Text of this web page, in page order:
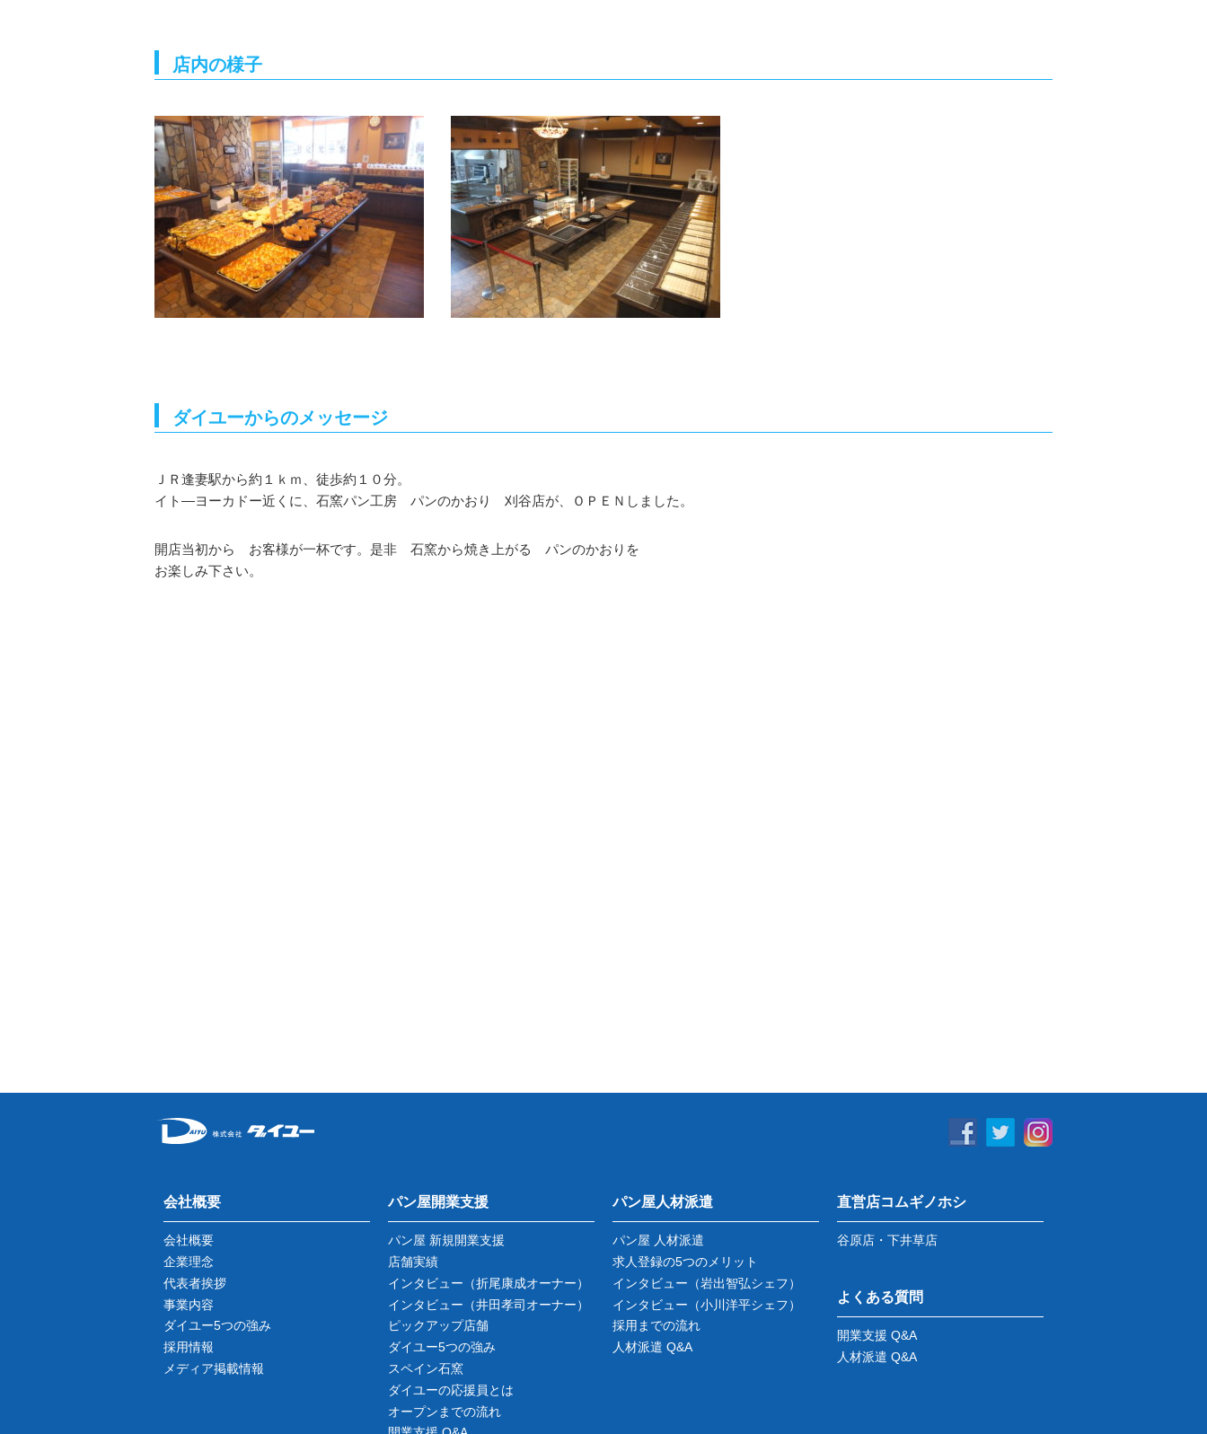
店内の様子
ダイユーからのメッセージ
ＪＲ逢妻駅から約１ｋｍ、徒歩約１０分。
イト―ヨーカドー近くに、石窯パン工房 パンのかおり 刈谷店が、ＯＰＥＮしました。
開店当初から お客様が一杯です。是非 石窯から焼き上がる パンのかおりを
お楽しみ下さい。
会社概要
会社概要
企業理念
代表者挨拶
事業内容
ダイユー5つの強み
採用情報
メディア掲載情報
パン屋開業支援
パン屋 新規開業支援
店舗実績
インタビュー （折尾康成オーナー）
インタビュー （井田孝司オーナー）
ピックアップ店舗
ダイユー5つの強み
スペイン石窯
ダイユーの応援員とは
オープンまでの流れ
パン屋人材派遣
パン屋 人材派遣
求人登録の5つのメリット
インタビュー （岩出智弘シェフ）
インタビュー （小川洋平シェフ）
採用までの流れ
人材派遣 Q&A
直営店コムギノホシ
谷原店・下井草店
よくある質問
開業支援 Q&A
人材派遣 Q&A